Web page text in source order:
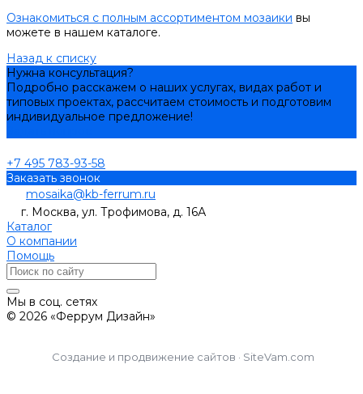
Ознакомиться с полным ассортиментом мозаики вы
можете в нашем каталоге.
Назад к списку
Нужна консультация?
Подробно расскажем о наших услугах, видах работ и
типовых проектах, рассчитаем стоимость и подготовим
индивидуальное предложение!
+7 495 783-93-58
Заказать звонок
mosaika@kb-ferrum.ru
г. Москва, ул. Трофимова, д. 16А
Каталог
О компании
Помощь
Мы в соц. сетях
© 2026 «Феррум Дизайн»
Создание и продвижение сайтов · SiteVam.com